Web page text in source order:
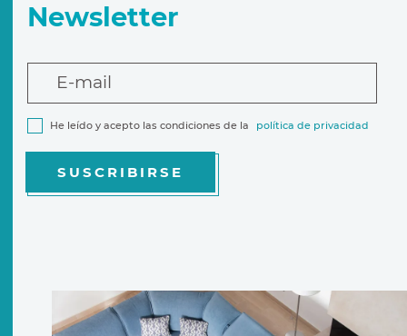
Newsletter
E-mail
He leído y acepto las condiciones de la política de privacidad
SUSCRIBIRSE